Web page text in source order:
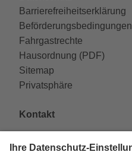
Barrierefreiheitserklärung
Beförderungsbedingungen
Fahrgastrechte
Hausordnung (PDF)
Sitemap
Privatsphäre
Kontakt